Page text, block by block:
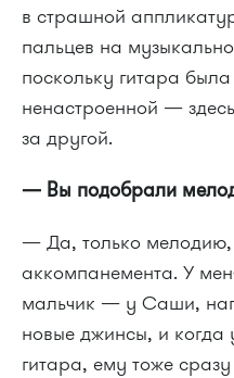
в страшной
пальцев на
поскольку гитара
ненастроенной —
за другой.
— Вы подобрали
— Да, только мелодию,
аккомпанемента. У
мальчик — у Саши,
новые джинсы, и когда
гитара, ему тоже